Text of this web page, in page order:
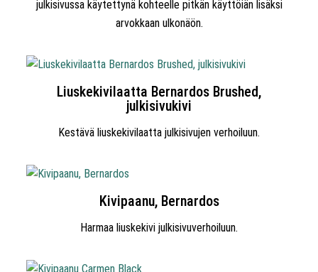
julkisivussa käytettynä kohteelle pitkän käyttöiän lisäksi
arvokkaan ulkonäön.
Liuskekivilaatta Bernardos Brushed,
julkisivukivi
Kestävä liuskekivilaatta julkisivujen verhoiluun.
Kivipaanu, Bernardos
Harmaa liuskekivi julkisivuverhoiluun.